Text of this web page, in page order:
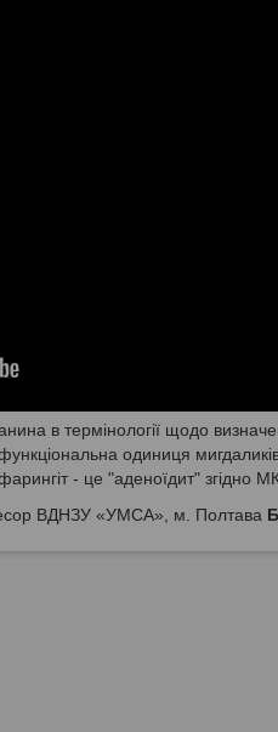
в термінології щодо
одиниця
- це "аденоїдит" згідно
ВДНЗУ «УМСА», м. Полтава